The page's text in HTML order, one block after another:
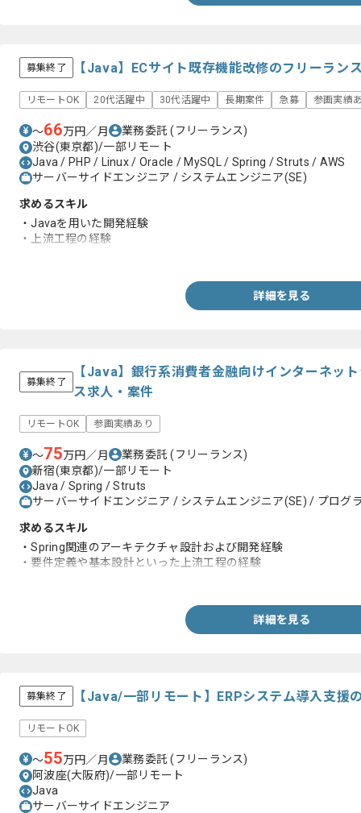
募集終了 【Java】ECサイト既存機能改修のフリーラン
リモートOK 20代活躍中 30代活躍中 長期案件 急募 参画実績
〜66万円／月 業務委託(フリーランス)
渋谷(東京都)/一部リモート
Java / PHP / Linux / Oracle / MySQL / Spring / Struts / AWS
サーバーサイドエンジニア / システムエンジニア(SE)
求めるスキル
・Javaを用いた開発経験
・上流工程の経験
詳細を見る
募集終了
【Java】銀行系消費者金融向けインターネッ
ス求人・案件
リモートOK 参画実績あり
〜75万円／月 業務委託(フリーランス)
新宿(東京都)/一部リモート
Java / Spring / Struts
サーバーサイドエンジニア / システムエンジニア(SE) / プログ
求めるスキル
・Spring関連のアーキテクチャ設計および開発経験
・要件定義や基本設計といった上流工程の経験
詳細を見る
募集終了 【Java/一部リモート】ERPシステム導入支援
リモートOK
〜55万円／月 業務委託(フリーランス)
阿波座(大阪府)/一部リモート
Java
サーバーサイドエンジニア